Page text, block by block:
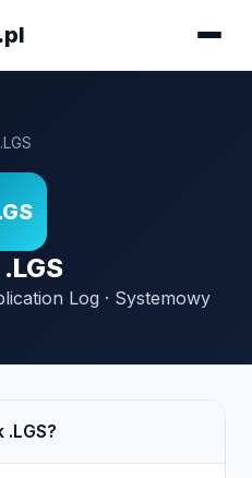
.LGS
Log · Systemowy